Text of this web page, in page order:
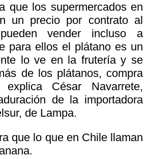
que los supermercados en
un precio por contrato al
vender incluso a
para ellos el plátano es un
lo ve en la frutería y se
de los plátanos, compra
explica César Navarrete,
de la importadora
de Lampa.
que lo que en Chile llaman